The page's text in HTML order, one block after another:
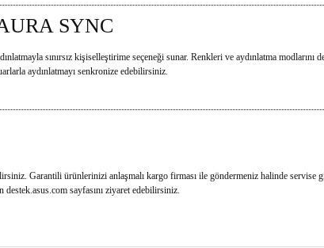
SYNC
sınırsız kişiselleştirime seçeneği sunar. Renkleri ve aydınlatma
aydınlatmayı senkronize edebilirsiniz.
Garantili ürünlerinizi anlaşmalı kargo firması ile göndermeniz halinde servise
destek.asus.com sayfasını ziyaret edebilirsiniz.